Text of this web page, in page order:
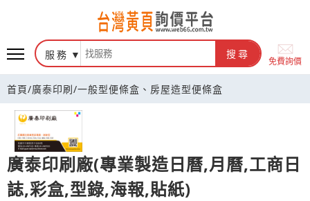
台灣黃頁詢價平台
服務 搜尋
免費詢價
首頁/廣泰印刷/一般型便條盒、房屋造型便條盒
廣泰印刷廠(專業製造日曆,月曆,工商日
誌,彩盒,型錄,海報,貼紙)